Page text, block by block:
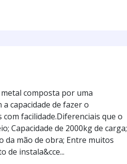
composta por uma
capacidade de fazer o
facilidade.Diferenciais que o
Capacidade de 2000kg de carga;
da mão de obra; Entre muitos
de instala&cce...